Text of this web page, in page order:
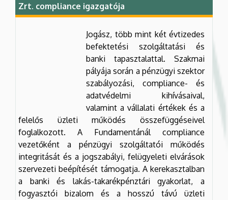
Zrt. compliance igazgatója
Jogász, több mint két évtizedes
befektetési szolgáltatási és
banki tapasztalattal. Szakmai
pályája során a pénzügyi szektor
szabályozási, compliance- és
adatvédelmi kihívásaival,
valamint a vállalati értékek és a
felelős üzleti működés összefüggéseivel
foglalkozott. A Fundamentánál compliance
vezetőként a pénzügyi szolgáltatói működés
integritását és a jogszabályi, felügyeleti elvárások
szervezeti beépítését támogatja. A kerekasztalban
a banki és lakás-takarékpénztári gyakorlat, a
fogyasztói bizalom és a hosszú távú üzleti